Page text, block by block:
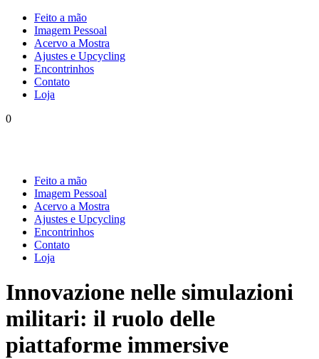
Feito a mão
Imagem Pessoal
Acervo a Mostra
Ajustes e Upcycling
Encontrinhos
Contato
Loja
0
Feito a mão
Imagem Pessoal
Acervo a Mostra
Ajustes e Upcycling
Encontrinhos
Contato
Loja
Innovazione nelle simulazioni
militari: il ruolo delle
piattaforme immersive